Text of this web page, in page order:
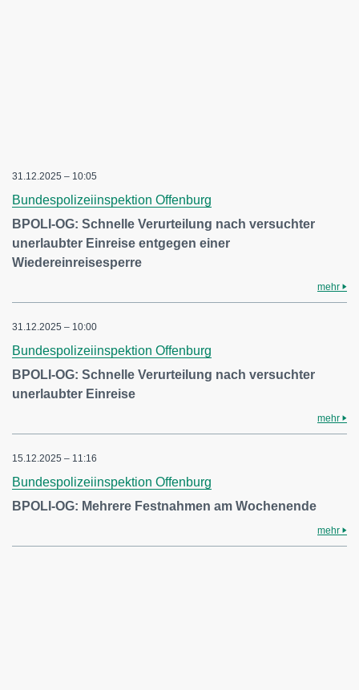
31.12.2025 – 10:05
Bundespolizeiinspektion Offenburg
BPOLI-OG: Schnelle Verurteilung nach versuchter
unerlaubter Einreise entgegen einer
Wiedereinreisesperre
mehr
31.12.2025 – 10:00
Bundespolizeiinspektion Offenburg
BPOLI-OG: Schnelle Verurteilung nach versuchter
unerlaubter Einreise
mehr
15.12.2025 – 11:16
Bundespolizeiinspektion Offenburg
BPOLI-OG: Mehrere Festnahmen am Wochenende
mehr